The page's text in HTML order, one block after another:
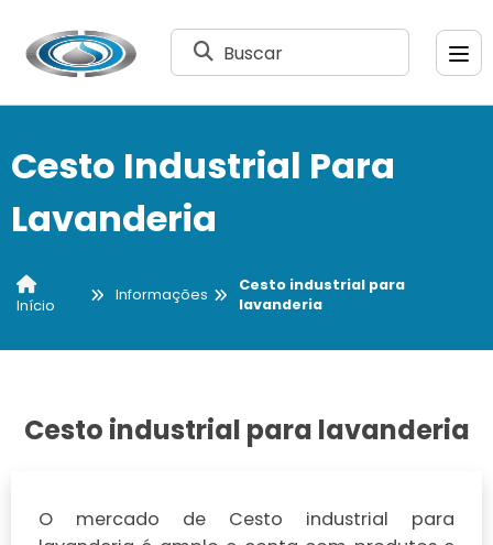
Buscar
Cesto Industrial Para
Lavanderia
Início
Informações
Cesto industrial para
lavanderia
Cesto industrial para lavanderia
O mercado de Cesto industrial para